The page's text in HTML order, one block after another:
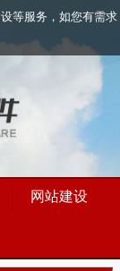
等服务，如您有需求
网站建设